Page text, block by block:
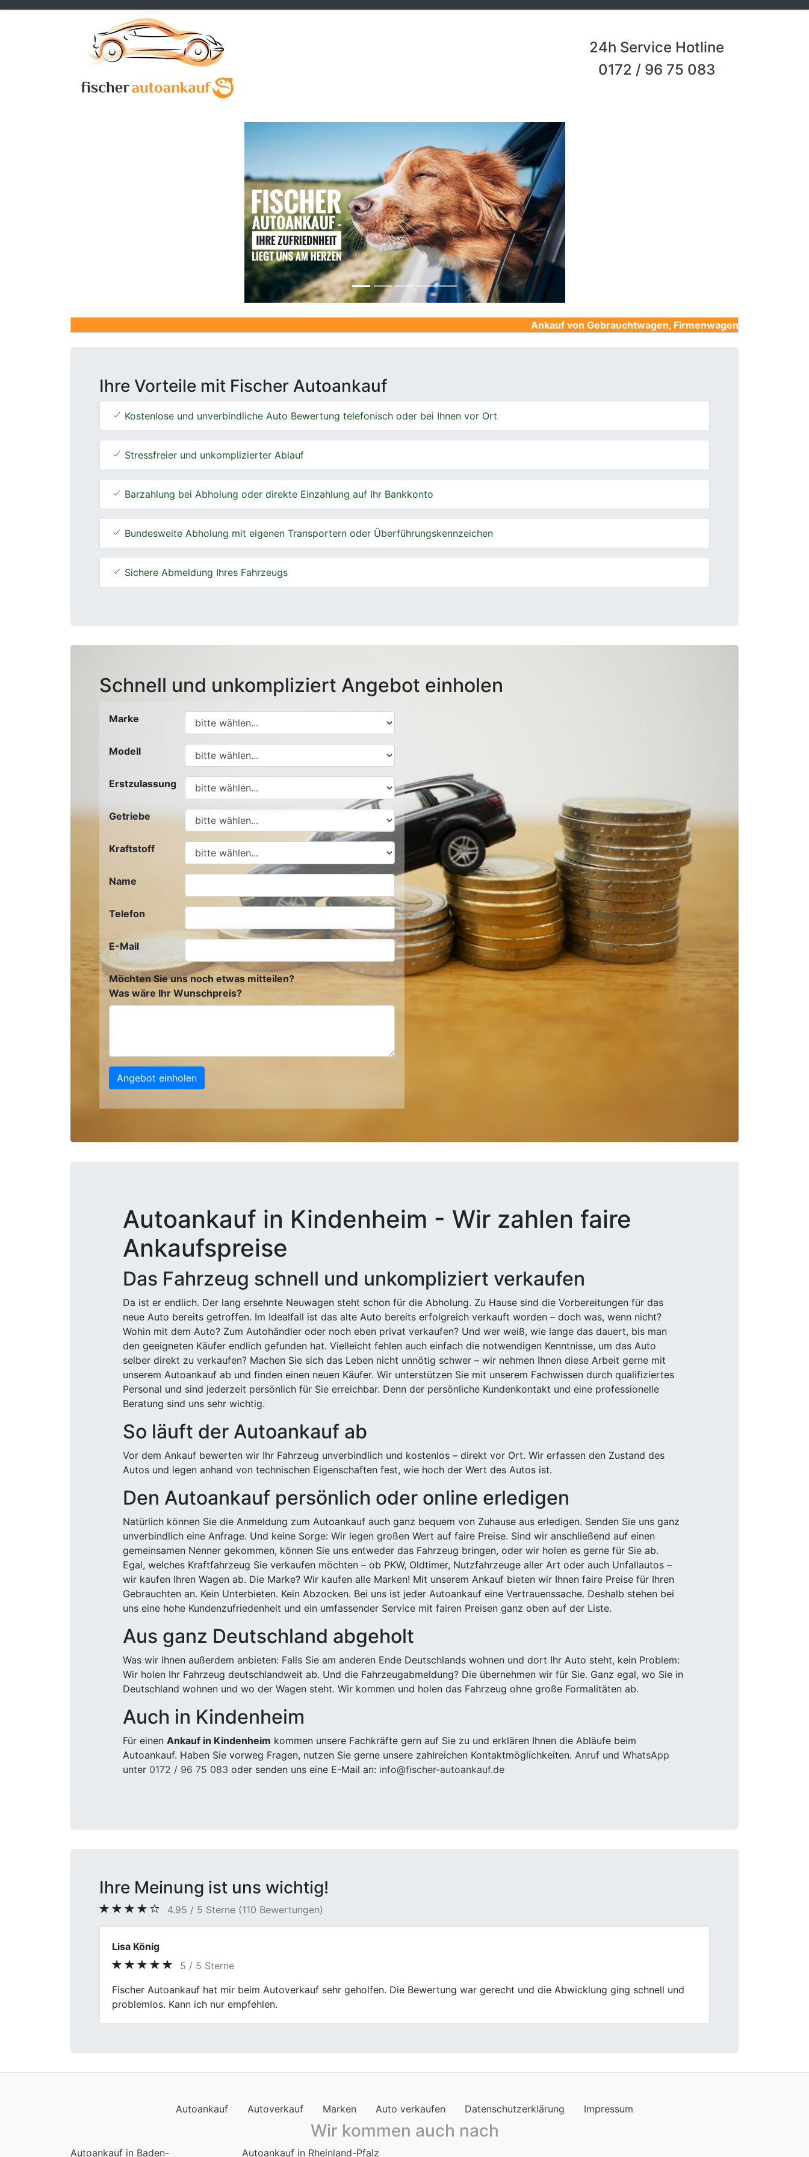
24h Service Hotline
0172 / 96 75 083
Ankauf von Gebrauchtwagen, Firmenwagen, Unfallwagen,
Ihre Vorteile mit Fischer Autoankauf
Kostenlose und unverbindliche Auto Bewertung telefonisch oder bei Ihnen vor Ort
Stressfreier und unkomplizierter Ablauf
Barzahlung bei Abholung oder direkte Einzahlung auf Ihr Bankkonto
Bundesweite Abholung mit eigenen Transportern oder Überführungskennzeichen
Sichere Abmeldung Ihres Fahrzeugs
Schnell und unkompliziert Angebot einholen
Marke
Modell
Erstzulassung
Getriebe
Kraftstoff
Name
Telefon
E-Mail
Möchten Sie uns noch etwas mitteilen?
Was wäre Ihr Wunschpreis?
Angebot einholen
Autoankauf in Kindenheim - Wir zahlen faire
Ankaufspreise
Das Fahrzeug schnell und unkompliziert verkaufen
Da ist er endlich. Der lang ersehnte Neuwagen steht schon für die Abholung. Zu Hause sind die Vorbereitungen für das
neue Auto bereits getroffen. Im Idealfall ist das alte Auto bereits erfolgreich verkauft worden – doch was, wenn nicht?
Wohin mit dem Auto? Zum Autohändler oder noch eben privat verkaufen? Und wer weiß, wie lange das dauert, bis man
den geeigneten Käufer endlich gefunden hat. Vielleicht fehlen auch einfach die notwendigen Kenntnisse, um das Auto
selber direkt zu verkaufen? Machen Sie sich das Leben nicht unnötig schwer – wir nehmen Ihnen diese Arbeit gerne mit
unserem Autoankauf ab und finden einen neuen Käufer. Wir unterstützen Sie mit unserem Fachwissen durch qualifiziertes
Personal und sind jederzeit persönlich für Sie erreichbar. Denn der persönliche Kundenkontakt und eine professionelle
Beratung sind uns sehr wichtig.
So läuft der Autoankauf ab
Vor dem Ankauf bewerten wir Ihr Fahrzeug unverbindlich und kostenlos – direkt vor Ort. Wir erfassen den Zustand des
Autos und legen anhand von technischen Eigenschaften fest, wie hoch der Wert des Autos ist.
Den Autoankauf persönlich oder online erledigen
Natürlich können Sie die Anmeldung zum Autoankauf auch ganz bequem von Zuhause aus erledigen. Senden Sie uns ganz
unverbindlich eine Anfrage. Und keine Sorge: Wir legen großen Wert auf faire Preise. Sind wir anschließend auf einen
gemeinsamen Nenner gekommen, können Sie uns entweder das Fahrzeug bringen, oder wir holen es gerne für Sie ab.
Egal, welches Kraftfahrzeug Sie verkaufen möchten – ob PKW, Oldtimer, Nutzfahrzeuge aller Art oder auch Unfallautos –
wir kaufen Ihren Wagen ab. Die Marke? Wir kaufen alle Marken! Mit unserem Ankauf bieten wir Ihnen faire Preise für Ihren
Gebrauchten an. Kein Unterbieten. Kein Abzocken. Bei uns ist jeder Autoankauf eine Vertrauenssache. Deshalb stehen bei
uns eine hohe Kundenzufriedenheit und ein umfassender Service mit fairen Preisen ganz oben auf der Liste.
Aus ganz Deutschland abgeholt
Was wir Ihnen außerdem anbieten: Falls Sie am anderen Ende Deutschlands wohnen und dort Ihr Auto steht, kein Problem:
Wir holen Ihr Fahrzeug deutschlandweit ab. Und die Fahrzeugabmeldung? Die übernehmen wir für Sie. Ganz egal, wo Sie in
Deutschland wohnen und wo der Wagen steht. Wir kommen und holen das Fahrzeug ohne große Formalitäten ab.
Auch in Kindenheim
Für einen Ankauf in Kindenheim kommen unsere Fachkräfte gern auf Sie zu und erklären Ihnen die Abläufe beim
Autoankauf. Haben Sie vorweg Fragen, nutzen Sie gerne unsere zahlreichen Kontaktmöglichkeiten. Anruf und WhatsApp
unter 0172 / 96 75 083 oder senden uns eine E-Mail an: info@fischer-autoankauf.de
Ihre Meinung ist uns wichtig!
4.95 / 5 Sterne (110 Bewertungen)
Julia M.
5 / 5 Sterne
Meinen alten Wagen hier zu verkaufen, war eine rundum fantastische Erfahrung. Die faire Bewertung und die reibungslose
Abwicklung haben mich beeindruckt.
Autoankauf Autoverkauf Marken Auto verkaufen Datenschutzerklärung Impressum
Wir kommen auch nach
Autoankauf in Baden- Autoankauf in Rheinland-Pfalz